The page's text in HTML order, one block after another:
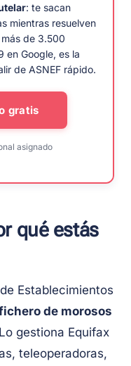
: te sacan
mientras resuelven
de 3.500
en Google, es la
de ASNEF rápido.
gratis
asignado
qué estás
Establecimientos
de morosos
gestiona Equifax
teleoperadoras,